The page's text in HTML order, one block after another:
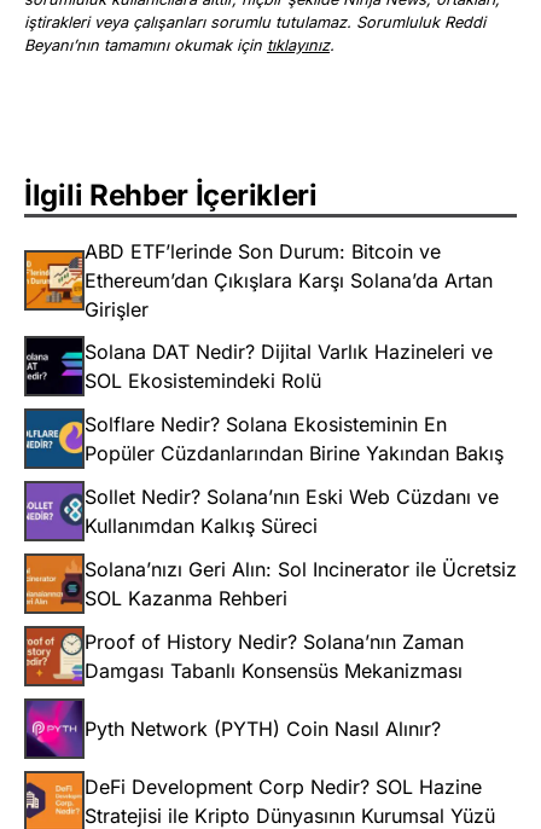
iştirakleri veya çalışanları sorumlu tutulamaz. Sorumluluk Reddi
Beyanı’nın tamamını okumak için tıklayınız.
İlgili Rehber İçerikleri
ABD ETF’lerinde Son Durum: Bitcoin ve
Ethereum’dan Çıkışlara Karşı Solana’da Artan
Girişler
Solana DAT Nedir? Dijital Varlık Hazineleri ve
SOL Ekosistemindeki Rolü
Solflare Nedir? Solana Ekosisteminin En
Popüler Cüzdanlarından Birine Yakından Bakış
Sollet Nedir? Solana’nın Eski Web Cüzdanı ve
Kullanımdan Kalkış Süreci
Solana’nızı Geri Alın: Sol Incinerator ile Ücretsiz
SOL Kazanma Rehberi
Proof of History Nedir? Solana’nın Zaman
Damgası Tabanlı Konsensüs Mekanizması
Pyth Network (PYTH) Coin Nasıl Alınır?
DeFi Development Corp Nedir? SOL Hazine
Stratejisi ile Kripto Dünyasının Kurumsal Yüzü